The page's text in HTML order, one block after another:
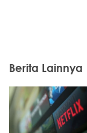
Berita Lainnya